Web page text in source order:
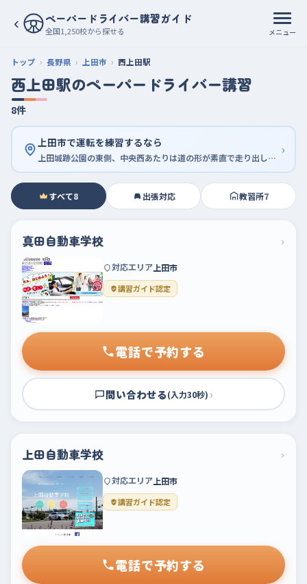
‹ ペーパードライバー講習ガイド
全国1,250校から探せる メニュー
トップ 長野県 上田市 西上田駅
西上田駅のペーパードライバー講習
8件
上田市で運転を練習するなら
上田城跡公園の東側、中央西あたりは道の形が素直で走り出しやすい ›
すべて8 出張対応 教習所7
真田自動車学校 ›
対応エリア 上田市
講習ガイド認定
電話で予約する
問い合わせる(入力30秒) ›
上田自動車学校 ›
対応エリア 上田市
講習ガイド認定
電話で予約する